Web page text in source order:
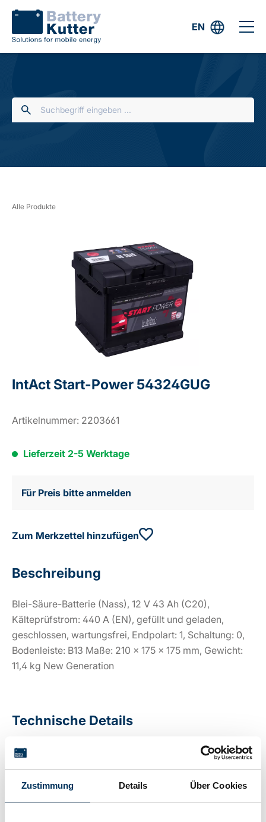
Zustimmung Details Über Cookies
EN
Alle Produkte
IntAct Start-Power 54324GUG
Artikelnummer: 2203661
Lieferzeit 2-5 Werktage
Für Preis bitte anmelden
Zum Merkzettel hinzufügen
Beschreibung
Blei-Säure-Batterie (Nass), 12 V 43 Ah (C20),
Kälteprüfstrom: 440 A (EN), gefüllt und geladen,
geschlossen, wartungsfrei, Endpolart: 1, Schaltung: 0,
Bodenleiste: B13 Maße: 210 x 175 x 175 mm, Gewicht:
11,4 kg New Generation
Technische Details
Kapazität: 43Ah